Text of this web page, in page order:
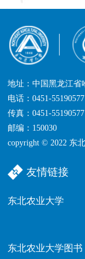
地址：中国黑龙江省
电话：0451-55190577
传真：0451-55190577
邮编：150030
copyright © 2022 东
友情链接
东北农业大学
东北农业大学图书